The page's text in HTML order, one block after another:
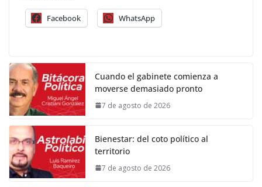
Facebook WhatsApp
Cuando el gabinete comienza a
moverse demasiado pronto
7 de agosto de 2026
Bienestar: del coto político al
territorio
7 de agosto de 2026